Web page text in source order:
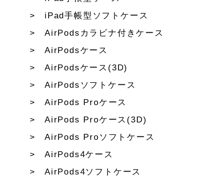
iPad手帳型ソフトケース
AirPodsカラビナ付きケース
AirPodsケース
AirPodsケース(3D)
AirPodsソフトケース
AirPods Proケース
AirPods Proケース(3D)
AirPods Proソフトケース
AirPods4ケース
AirPods4ソフトケース